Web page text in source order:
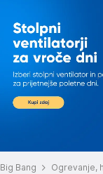
Big Bang
Ogrevanje,